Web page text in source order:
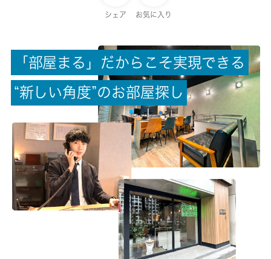
償却/敷引
-/-
権利金/雑費
-/-
総戸数
8戸
現状/入居可能日
シェア お気に入り
「 部屋 ま る 」 だ か ら こ そ実現で き る
“新 し い角 度”のお部屋探 し